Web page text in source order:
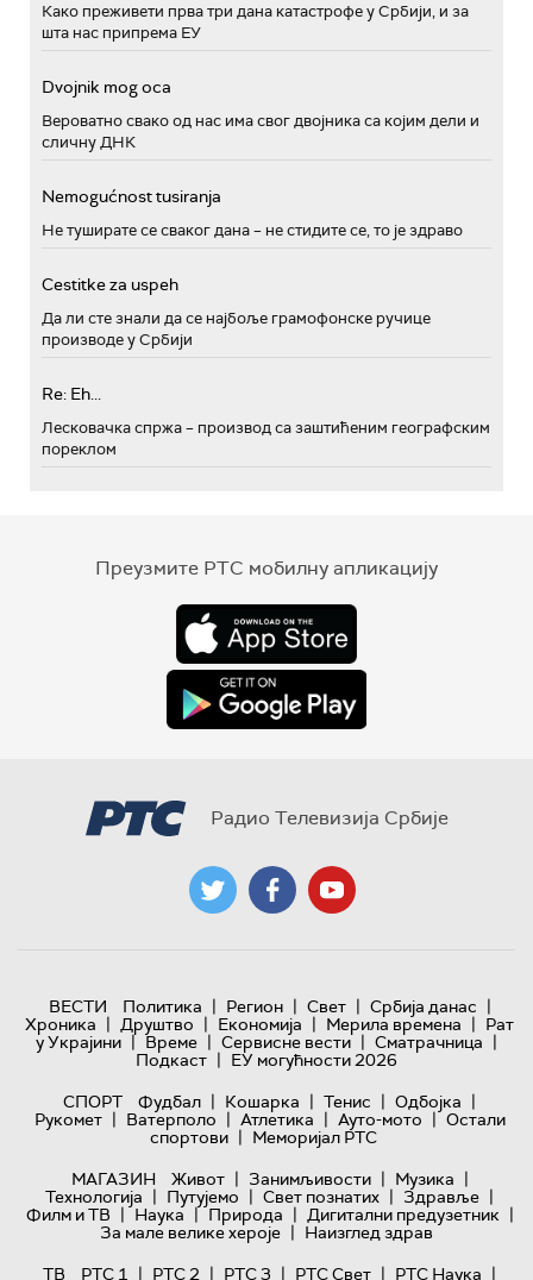
Како преживети прва три дана катастрофе у Србији, и за
шта нас припрема ЕУ
Dvojnik mog oca
Вероватно свако од нас има свог двојника са којим дели и
сличну ДНК
Nemogućnost tusiranja
Не туширате се сваког дана – не стидите се, то је здраво
Cestitke za uspeh
Да ли сте знали да се најбоље грамофонске ручице
производе у Србији
Re: Eh...
Лесковачка спржа – производ са заштићеним географским
пореклом
Преузмите РТС мобилну апликацију
Радио Телевизија Србије
ВЕСТИ Политика | Регион | Свет | Србија данас |
Хроника | Друштво | Економија | Мерила времена | Рат
у Украјини | Време | Сервисне вести | Сматрачница |
Подкаст | ЕУ могућности 2026
СПОРТ
Фудбал | Кошарка | Тенис | Одбојка |
Рукомет | Ватерполо | Атлетика | Ауто-мото | Остали
спортови | Меморијал РТС
МАГАЗИН
Живот | Занимљивости | Музика |
Технологијa | Путујемо | Свет познатих | Здравље |
Филм и ТВ | Наука | Природа | Дигитални предузетник |
За мале велике хероје | Наизглед здрав
ТВ
РТС 1 | РТС 2 | РТС 3 | РТС Свет | РТС Наука |